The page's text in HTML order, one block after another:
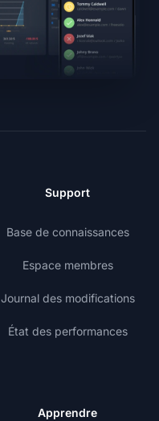
Support
Base de connaissances
Espace membres
Journal des modifications
État des performances
Apprendre